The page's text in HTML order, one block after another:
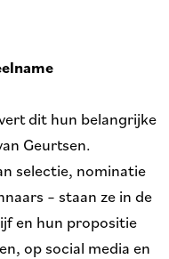
dit hun belangrijke
Geurtsen.
selectie, nominatie
– staan ze in de
en hun propositie
op social media en